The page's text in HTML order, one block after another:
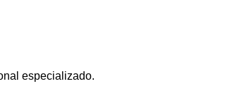
especializado.